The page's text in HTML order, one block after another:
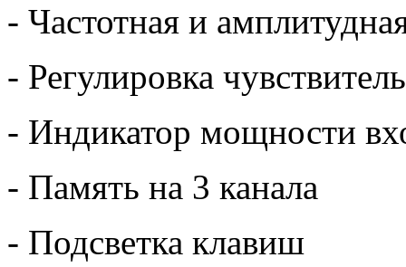
- Частотная и
- Регулировка
- Индикатор мощности
- Память на 3 канала
- Подсветка клавиш